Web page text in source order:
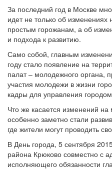
За последний год в Москве
идет не только об изменениях
простым горожанам, а об
и подхода к развитию.
Само собой, главным
году стало появление на
палат – молодежного органа,
участия молодежи в жизни
кадры для управления
Что же касается изменений на
особенно заметно стали
где жители могут проводить
В День города, 5 сентября
района Крюково совместно с
исполняющего обязанности